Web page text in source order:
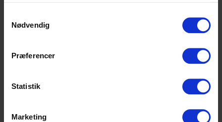
Nødvendig
Præferencer
Statistik
Marketing